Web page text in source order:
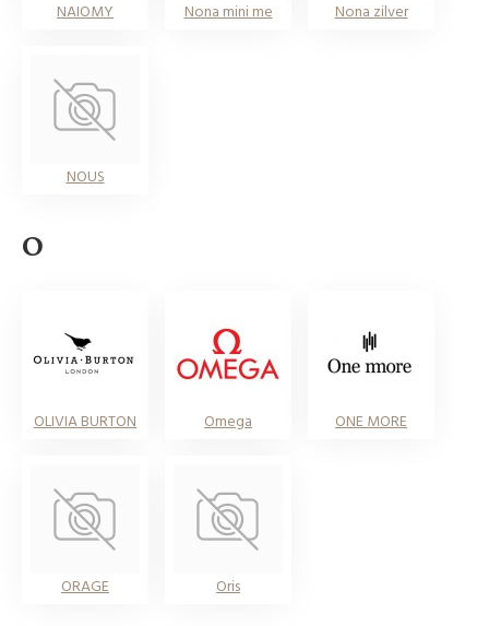
NAIOMY Nona mini me Nona zilver
NOUS
O
OLIVIA BURTON Omega ONE MORE
ORAGE Oris